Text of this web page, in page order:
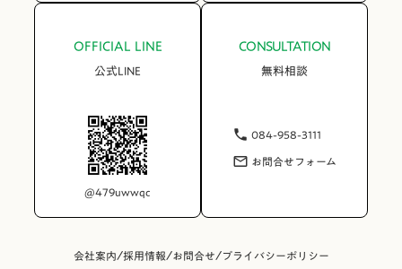
OFFICIAL LINE
公式LINE
@479uwwqc
CONSULTATION
無料相談
phone 084-958-3111
mail_outline お問合せフォーム
会社案内/採用情報/お問合せ/プライバシーポリシー